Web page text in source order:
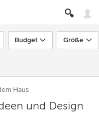
Budget Größe
Haus
und Design